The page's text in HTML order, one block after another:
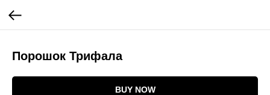
Порошок Трифала
BUY NOW